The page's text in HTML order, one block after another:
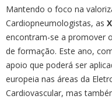
Mantendo o foco na
Cardiopneumologistas, as
encontram-se a promover
de formação. Este ano,
apoio que poderá ser
europeia nas áreas da
Cardiovascular, mas